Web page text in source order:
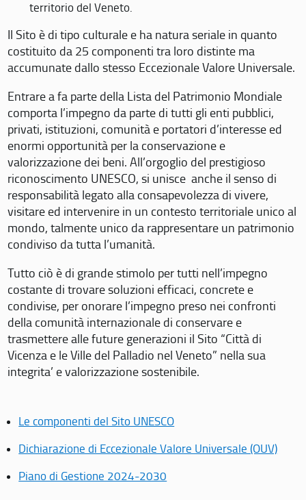
territorio del Veneto.
Il Sito è di tipo culturale e ha natura seriale in quanto
costituito da 25 componenti tra loro distinte ma
accumunate dallo stesso Eccezionale Valore Universale.
Entrare a fa parte della Lista del Patrimonio Mondiale
comporta l’impegno da parte di tutti gli enti pubblici,
privati, istituzioni, comunità e portatori d’interesse ed
enormi opportunità per la conservazione e
valorizzazione dei beni. All’orgoglio del prestigioso
riconoscimento UNESCO, si unisce anche il senso di
responsabilità legato alla consapevolezza di vivere,
visitare ed intervenire in un contesto territoriale unico al
mondo, talmente unico da rappresentare un patrimonio
condiviso da tutta l’umanità.
Tutto ciò è di grande stimolo per tutti nell’impegno
costante di trovare soluzioni efficaci, concrete e
condivise, per onorare l’impegno preso nei confronti
della comunità internazionale di conservare e
trasmettere alle future generazioni il Sito “Città di
Vicenza e le Ville del Palladio nel Veneto” nella sua
integrita’ e valorizzazione sostenibile.
Le componenti del Sito UNESCO
Dichiarazione di Eccezionale Valore Universale (OUV)
Piano di Gestione 2024-2030